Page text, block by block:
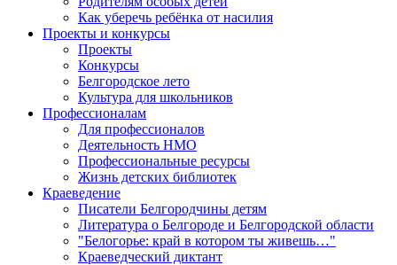
Как уберечь ребёнка от насилия
Проекты и конкурсы
Проекты
Конкурсы
Белгородское лето
Культура для школьников
Профессионалам
Для профессионалов
Деятельность НМО
Профессиональные ресурсы
Жизнь детских библиотек
Краеведение
Писатели Белгородчины детям
Литература о Белгороде и Белгородской области
"Белогорье: край в котором ты живешь…"
Краеведческий диктант